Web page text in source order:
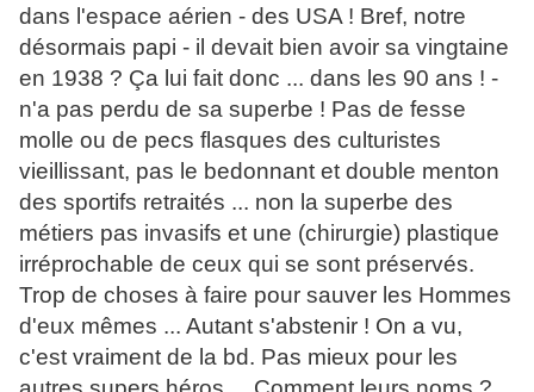
dans l'espace aérien - des USA ! Bref, notre
désormais papi - il devait bien avoir sa vingtaine
en 1938 ? Ça lui fait donc ... dans les 90 ans ! -
n'a pas perdu de sa superbe ! Pas de fesse
molle ou de pecs flasques des culturistes
vieillissant, pas le bedonnant et double menton
des sportifs retraités ... non la superbe des
métiers pas invasifs et une (chirurgie) plastique
irréprochable de ceux qui se sont préservés.
Trop de choses à faire pour sauver les Hommes
d'eux mêmes ... Autant s'abstenir ! On a vu,
c'est vraiment de la bd. Pas mieux pour les